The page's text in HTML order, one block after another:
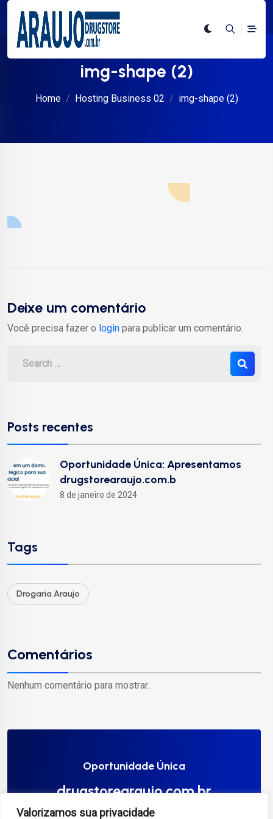
Valorizamos sua privacidade
img-shape (2)
Home Hosting Business 02 img-shape (2)
Deixe um comentário
Você precisa fazer o login para publicar um comentário.
Posts recentes
Oportunidade Única: Apresentamos
drugstorearaujo.com.b
8 de janeiro de 2024
Tags
Drogaria Araujo
Comentários
Nenhum comentário para mostrar.
Oportunidade Única
drugstorearaujo.com.br